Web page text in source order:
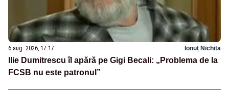
6 aug. 2026, 17:17 Ionuț Nichita
Ilie Dumitrescu îl apără pe Gigi Becali: „Problema de la
FCSB nu este patronul”